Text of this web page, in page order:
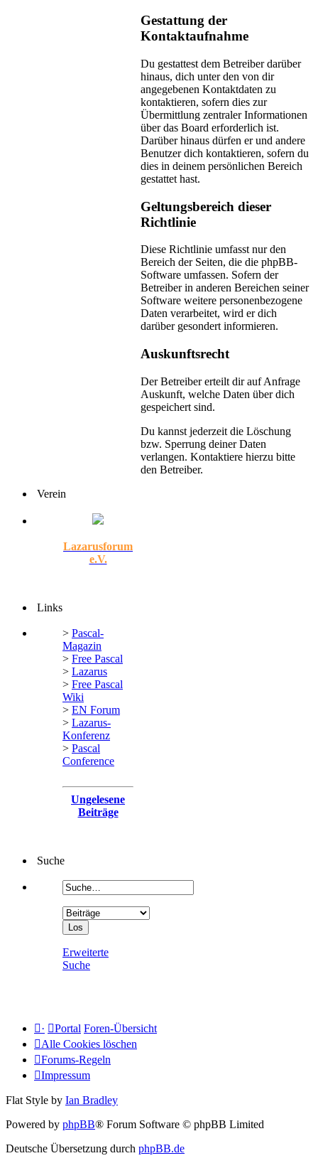
Gestattung der
Kontaktaufnahme
Du gestattest dem Betreiber darüber
hinaus, dich unter den von dir
angegebenen Kontaktdaten zu
kontaktieren, sofern dies zur
Übermittlung zentraler Informationen
über das Board erforderlich ist.
Darüber hinaus dürfen er und andere
Benutzer dich kontaktieren, sofern du
dies in deinem persönlichen Bereich
gestattet hast.
Geltungsbereich dieser
Richtlinie
Diese Richtlinie umfasst nur den
Bereich der Seiten, die die phpBB-
Software umfassen. Sofern der
Betreiber in anderen Bereichen seiner
Software weitere personenbezogene
Daten verarbeitet, wird er dich
darüber gesondert informieren.
Auskunftsrecht
Der Betreiber erteilt dir auf Anfrage
Auskunft, welche Daten über dich
gespeichert sind.
Du kannst jederzeit die Löschung
bzw. Sperrung deiner Daten
verlangen. Kontaktiere hierzu bitte
den Betreiber.
Verein
Lazarusforum
e.V.
Links
> Pascal-
Magazin
> Free Pascal
> Lazarus
> Free Pascal
Wiki
> EN Forum
> Lazarus-
Konferenz
> Pascal
Conference
Ungelesene
Beiträge
Suche
Erweiterte
Suche
· Portal Foren-Übersicht
Alle Cookies löschen
Forums-Regeln
Impressum
Flat Style by Ian Bradley
Powered by phpBB® Forum Software © phpBB Limited
Deutsche Übersetzung durch phpBB.de